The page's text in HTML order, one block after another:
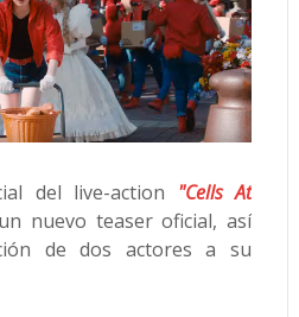
del live-action "Cells At
nuevo teaser oficial, así
de dos actores a su